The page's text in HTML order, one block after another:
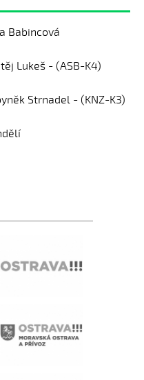
Babincová
Lukeš - (ASB-K4)
Strnadel - (KNZ-K3)